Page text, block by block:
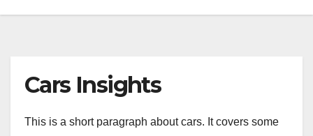
Cars Insights
This is a short paragraph about cars. It covers some